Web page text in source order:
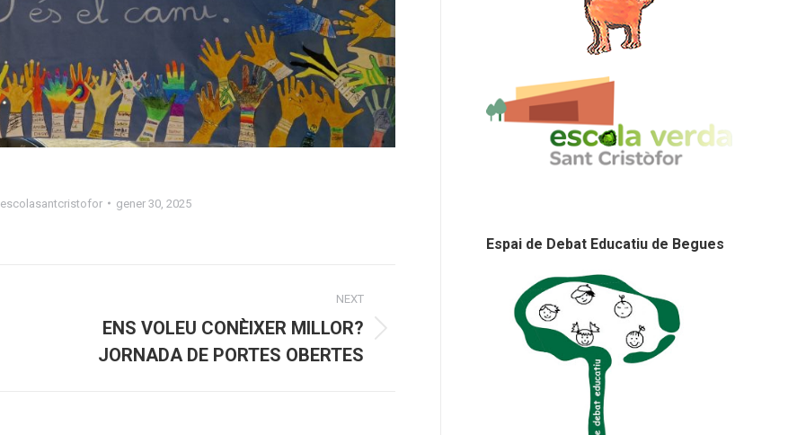
escolasantcristofor gener 30, 2025
NEXT
ENS VOLEU CONÈIXER MILLOR?
JORNADA DE PORTES OBERTES
Espai de Debat Educatiu de Begues